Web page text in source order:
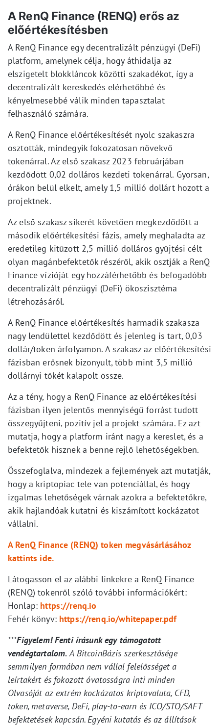
A RenQ Finance (RENQ) erős az
előértékesítésben
A RenQ Finance egy decentralizált pénzügyi (DeFi)
platform, amelynek célja, hogy áthidalja az
elszigetelt blokkláncok közötti szakadékot, így a
decentralizált kereskedés elérhetőbbé és
kényelmesebbé válik minden tapasztalat
felhasználó számára.
A RenQ Finance előértékesítését nyolc szakaszra
osztották, mindegyik fokozatosan növekvő
tokenárral. Az első szakasz 2023 februárjában
kezdődött 0,02 dolláros kezdeti tokenárral. Gyorsan,
órákon belül elkelt, amely 1,5 millió dollárt hozott a
projektnek.
Az első szakasz sikerét követően megkezdődött a
második előértékesítési fázis, amely meghaladta az
eredetileg kitűzött 2,5 millió dolláros gyűjtési célt
olyan magánbefektetők részéről, akik osztják a RenQ
Finance vízióját egy hozzáférhetőbb és befogadóbb
decentralizált pénzügyi (DeFi) ökoszisztéma
létrehozásáról.
A RenQ Finance előértékesítés harmadik szakasza
nagy lendülettel kezdődött és jelenleg is tart, 0,03
dollár/token árfolyamon. A szakasz az előértékesítési
fázisban erősnek bizonyult, több mint 3,5 millió
dollárnyi tőkét kalapolt össze.
Az a tény, hogy a RenQ Finance az előértékesítési
fázisban ilyen jelentős mennyiségű forrást tudott
összegyűjteni, pozitív jel a projekt számára. Ez azt
mutatja, hogy a platform iránt nagy a kereslet, és a
befektetők hisznek a benne rejlő lehetőségekben.
Összefoglalva, mindezek a fejlemények azt mutatják,
hogy a kriptopiac tele van potenciállal, és hogy
izgalmas lehetőségek várnak azokra a befektetőkre,
akik hajlandóak kutatni és kiszámított kockázatot
vállalni.
A RenQ Finance (RENQ) token megvásárlásához
kattints ide.
Látogasson el az alábbi linkekre a RenQ Finance
(RENQ) tokenről szóló további információkért:
Honlap: https://renq.io
Fehér könyv: https://renq.io/whitepaper.pdf
***Figyelem! Fenti írásunk egy támogatott
vendégtartalom.A BitcoinBázis szerkesztősége
semmilyen formában nem vállal felelősséget a
leírtakért és fokozott óvatosságra inti minden
Olvasóját az extrém kockázatos kriptovaluta, CFD,
token, metaverse, DeFi, play-to-earn és ICO/STO/SAFT
befektetések kapcsán. Egyéni kutatás és az állítások